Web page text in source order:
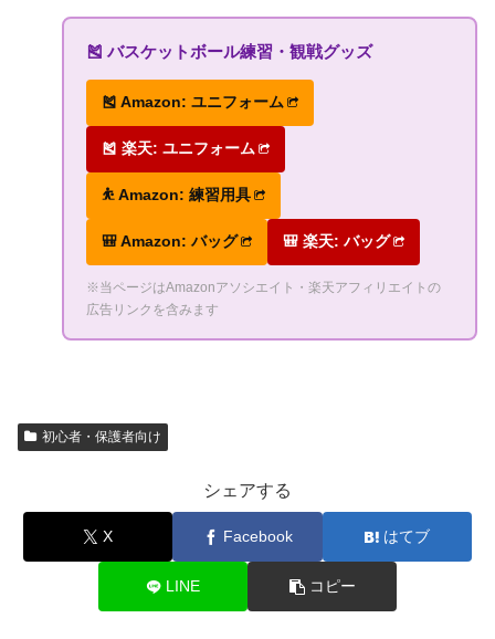
🎽 バスケットボール練習・観戦グッズ
🎽 Amazon: ユニフォーム
🎽 楽天: ユニフォーム
⛹ Amazon: 練習用具
🎒 Amazon: バッグ 🎒 楽天: バッグ
※当ページはAmazonアソシエイト・楽天アフィリエイトの
広告リンクを含みます
初心者・保護者向け
シェアする
X Facebook はてブ
LINE コピー